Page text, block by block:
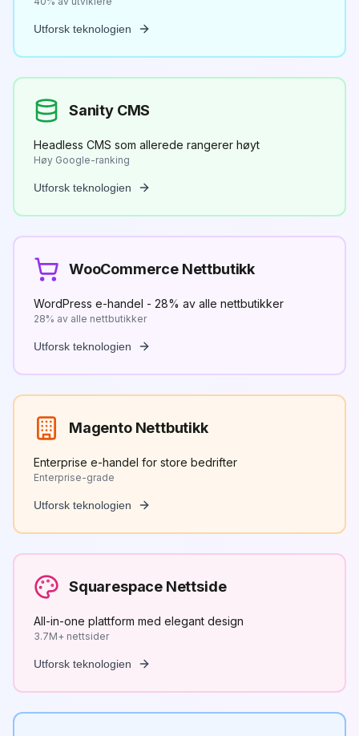
Utforsk teknologien
Sanity CMS
Headless CMS som allerede rangerer høyt
Høy Google-ranking
Utforsk teknologien
WooCommerce Nettbutikk
WordPress e-handel - 28% av alle nettbutikker
28% av alle nettbutikker
Utforsk teknologien
Magento Nettbutikk
Enterprise e-handel for store bedrifter
Enterprise-grade
Utforsk teknologien
Squarespace Nettside
All-in-one plattform med elegant design
3.7M+ nettsider
Utforsk teknologien